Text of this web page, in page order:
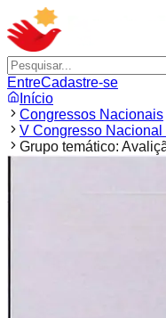
EntreCadastre-se
Início
Congressos Nacionais
V Congresso Nacional
Grupo temático: